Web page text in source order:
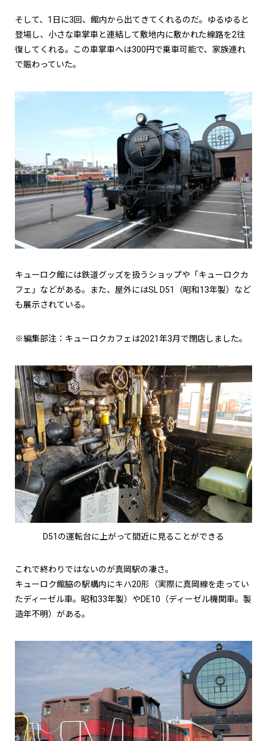
そして、1日に3回、館内から出てきてくれるのだ。ゆるゆると
登場し、小さな車掌車と連結して敷地内に敷かれた線路を2往
復してくれる。この車掌車へは300円で乗車可能で、家族連れ
で賑わっていた。
キューロク館には鉄道グッズを扱うショップや「キューロクカ
フェ」などがある。また、屋外にはSL D51（昭和13年製）など
も展示されている。
※編集部注：キューロクカフェは2021年3月で閉店しました。
D51の運転台に上がって間近に見ることができる
これで終わりではないのが真岡駅の凄さ。
キューロク館脇の駅構内にキハ20形（実際に真岡線を走ってい
たディーゼル車。昭和33年製）やDE10（ディーゼル機関車。製
造年不明）がある。